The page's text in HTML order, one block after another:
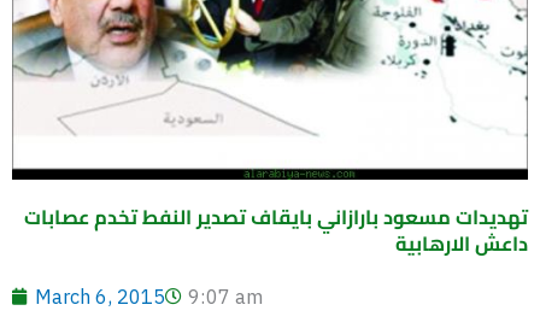
تهديدات مسعود بارازاني بايقاف تصدير النفط تخدم عصابات
داعش الارهابية
March 6, 2015 9:07 am